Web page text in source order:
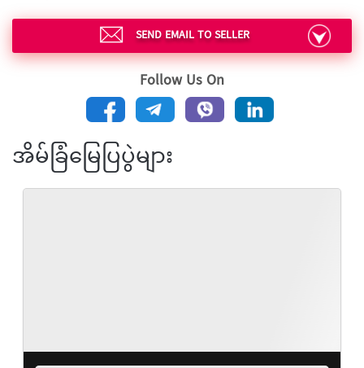
SEND EMAIL TO SELLER
Follow Us On
အိမ်ခြံမြေပြပွဲများ